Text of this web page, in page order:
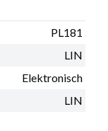
PL181
LIN
Elektronisch
LIN